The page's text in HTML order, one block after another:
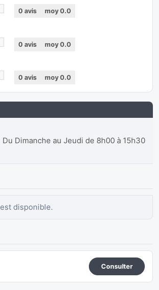
0 avis moy 0.0
0 avis moy 0.0
0 avis moy 0.0
Du Dimanche au Jeudi de 8h00 à 15h30
disponible.
Consulter